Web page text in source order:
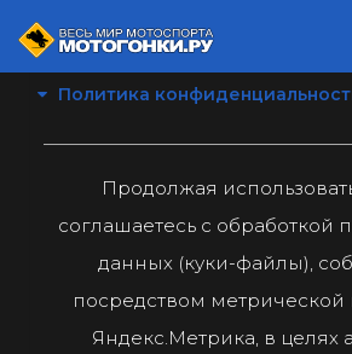
Политика
Продолжая
соглашаетесь с обработкой
данных (куки-файлы),
посредством
Яндекс.Метрика, в целях